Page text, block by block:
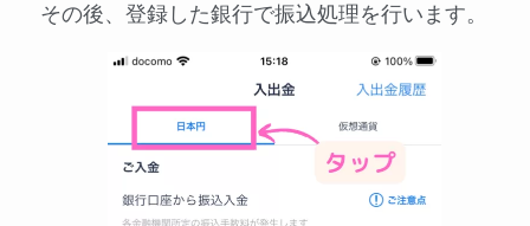
その後、登録した銀行で振込処理を行います。